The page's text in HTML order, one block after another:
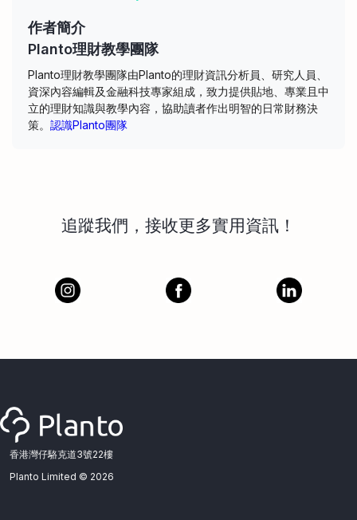
作者簡介
Planto理財教學團隊
Planto理財教學團隊由Planto的理財資訊分析員、研究人員、
資深內容編輯及金融科技專家組成，致力提供貼地、專業且中
立的理財知識與教學內容，協助讀者作出明智的日常財務決
策。 認識Planto團隊
追蹤我們，接收更多實用資訊！
香港灣仔駱克道3號22樓
Planto Limited © 2026